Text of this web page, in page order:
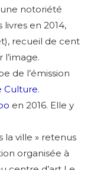
notoriété
en 2014,
recueil de cent
de l’émission
Culture.
en 2016. Elle y
la ville » retenus
organisée à